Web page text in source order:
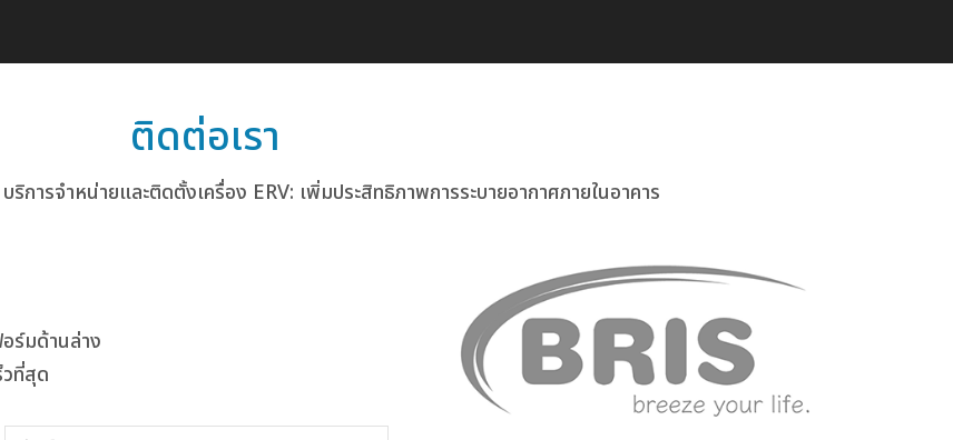
ติดต่อเรา
การจำหน่ายและติดตั้งเครื่อง ERV: เพิ่มประสิทธิภาพการระบายอากาศภายในอาคาร
ร์มด้านล่าง
ที่สุด